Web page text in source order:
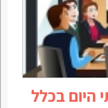
היום בכלל